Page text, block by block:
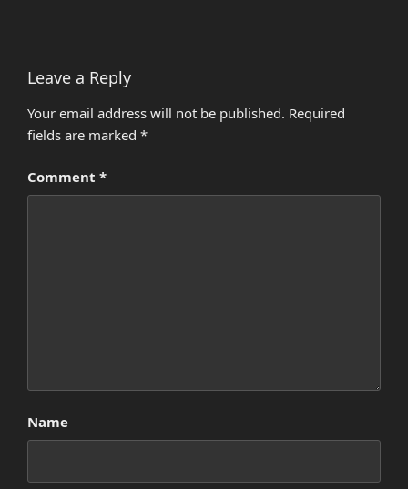
Leave a Reply
Your email address will not be published. Required
fields are marked *
Comment *
Name